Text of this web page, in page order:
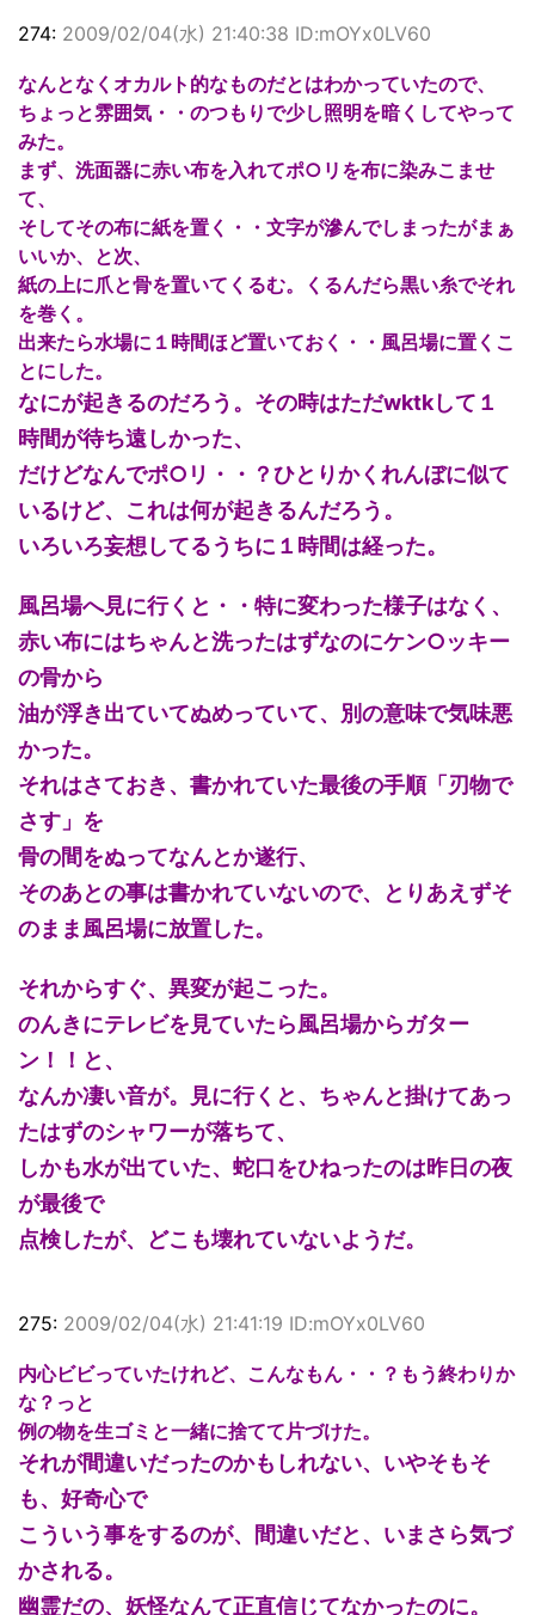
274: 2009/02/04(水) 21:40:38 ID:mOYx0LV60
なんとなくオカルト的なものだとはわかっていたので、
ちょっと雰囲気・・のつもりで少し照明を暗くしてやって
みた。
まず、洗面器に赤い布を入れてポ○リを布に染みこませ
て、
そしてその布に紙を置く・・文字が滲んでしまったがまぁ
いいか、と次、
紙の上に爪と骨を置いてくるむ。くるんだら黒い糸でそれ
を巻く。
出来たら水場に１時間ほど置いておく・・風呂場に置くこ
とにした。
なにが起きるのだろう。その時はただwktkして１
時間が待ち遠しかった、
だけどなんでポ○リ・・？ひとりかくれんぼに似て
いるけど、これは何が起きるんだろう。
いろいろ妄想してるうちに１時間は経った。
風呂場へ見に行くと・・特に変わった様子はなく、
赤い布にはちゃんと洗ったはずなのにケン○ッキー
の骨から
油が浮き出ていてぬめっていて、別の意味で気味悪
かった。
それはさておき、書かれていた最後の手順「刃物で
さす」を
骨の間をぬってなんとか遂行、
そのあとの事は書かれていないので、とりあえずそ
のまま風呂場に放置した。
それからすぐ、異変が起こった。
のんきにテレビを見ていたら風呂場からガター
ン！！と、
なんか凄い音が。見に行くと、ちゃんと掛けてあっ
たはずのシャワーが落ちて、
しかも水が出ていた、蛇口をひねったのは昨日の夜
が最後で
点検したが、どこも壊れていないようだ。
275: 2009/02/04(水) 21:41:19 ID:mOYx0LV60
内心ビビっていたけれど、こんなもん・・？もう終わりか
な？っと
例の物を生ゴミと一緒に捨てて片づけた。
それが間違いだったのかもしれない、いやそもそ
も、好奇心で
こういう事をするのが、間違いだと、いまさら気づ
かされる。
幽霊だの、妖怪なんて正直信じてなかったのに。